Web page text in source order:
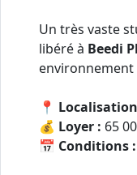
Un très vaste
libéré à Beedi
environnement
📍
💰 Loyer : 65
📅 Conditions :